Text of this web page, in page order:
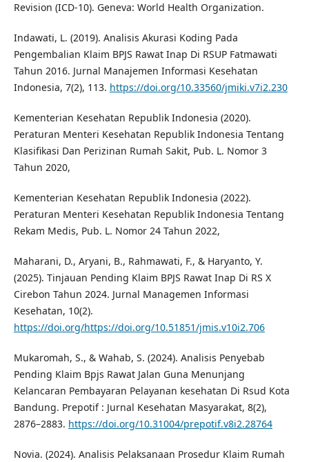
Revision (ICD-10). Geneva: World Health Organization.
Indawati, L. (2019). Analisis Akurasi Koding Pada
Pengembalian Klaim BPJS Rawat Inap Di RSUP Fatmawati
Tahun 2016. Jurnal Manajemen Informasi Kesehatan
Indonesia, 7(2), 113. https://doi.org/10.33560/jmiki.v7i2.230
Kementerian Kesehatan Republik Indonesia (2020).
Peraturan Menteri Kesehatan Republik Indonesia Tentang
Klasifikasi Dan Perizinan Rumah Sakit, Pub. L. Nomor 3
Tahun 2020,
Kementerian Kesehatan Republik Indonesia (2022).
Peraturan Menteri Kesehatan Republik Indonesia Tentang
Rekam Medis, Pub. L. Nomor 24 Tahun 2022,
Maharani, D., Aryani, B., Rahmawati, F., & Haryanto, Y.
(2025). Tinjauan Pending Klaim BPJS Rawat Inap Di RS X
Cirebon Tahun 2024. Jurnal Managemen Informasi
Kesehatan, 10(2).
https://doi.org/https://doi.org/10.51851/jmis.v10i2.706
Mukaromah, S., & Wahab, S. (2024). Analisis Penyebab
Pending Klaim Bpjs Rawat Jalan Guna Menunjang
Kelancaran Pembayaran Pelayanan kesehatan Di Rsud Kota
Bandung. Prepotif : Jurnal Kesehatan Masyarakat, 8(2),
2876–2883. https://doi.org/10.31004/prepotif.v8i2.28764
Novia. (2024). Analisis Pelaksanaan Prosedur Klaim Rumah